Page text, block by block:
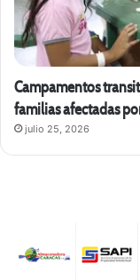
Campamentos
familias afectadas
julio 25, 2026